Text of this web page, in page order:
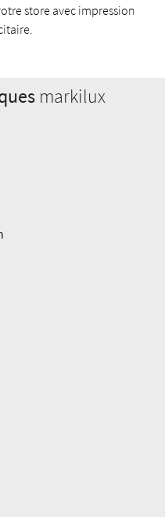
store avec impression
markilux